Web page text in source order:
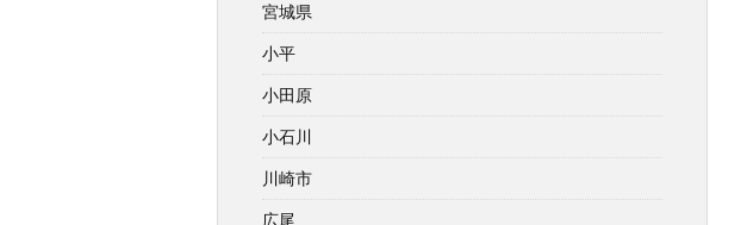
宮城県
小平
小田原
小石川
川崎市
広尾